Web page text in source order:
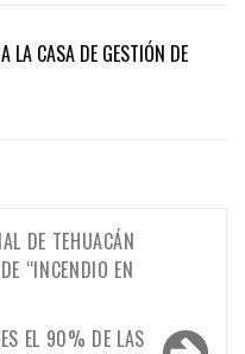
LA CASA DE GESTIÓN DE
DE TEHUACÁN
“INCENDIO EN
EL 90% DE LAS